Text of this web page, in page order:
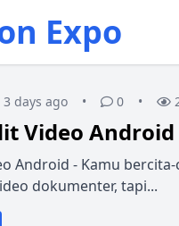
Expo
3 days ago • 0 •
Video Android
Android - Kamu
dokumenter, tapi...